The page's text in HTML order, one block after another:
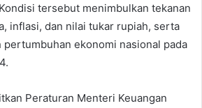
tersebut menimbulkan tekanan
inflasi, dan nilai tukar rupiah, serta
ekonomi nasional pada
Peraturan Menteri Keuangan